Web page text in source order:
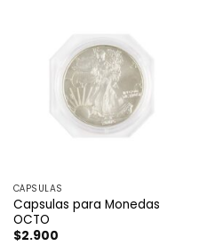
CÁPSULAS
Capsulas para Monedas
OCTO
$2.900